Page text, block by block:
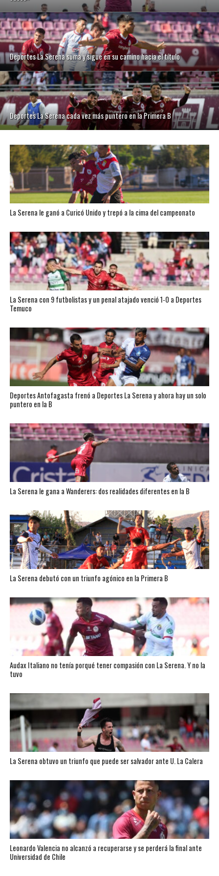
Deportes La Serena suma y sigue en su camino hacia el título
Deportes La Serena cada vez más puntero en la Primera B
La Serena le ganó a Curicó Unido y trepó a la cima del campeonato
La Serena con 9 futbolistas y un penal atajado venció 1-0 a Deportes
Temuco
Deportes Antofagasta frenó a Deportes La Serena y ahora hay un solo
puntero en la B
La Serena le gana a Wanderers: dos realidades diferentes en la B
La Serena debutó con un triunfo agónico en la Primera B
Audax Italiano no tenía porqué tener compasión con La Serena. Y no la
tuvo
La Serena obtuvo un triunfo que puede ser salvador ante U. La Calera
Leonardo Valencia no alcanzó a recuperarse y se perderá la final ante
Universidad de Chile